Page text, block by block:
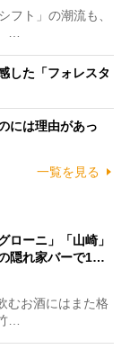
ト」の潮流も、
…
した「フォレスタ
には理由があっ
一覧を見る
ローニ」「山崎」
隠れ家バーで1…
むお酒にはまた格
…